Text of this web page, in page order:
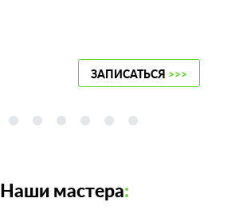
ЗАПИСАТЬСЯ >>>
Наши мастера: